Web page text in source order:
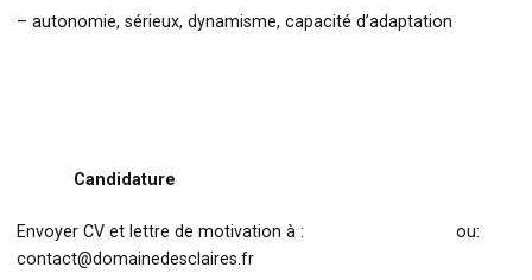
– autonomie, sérieux, dynamisme, capacité d’adaptation
Candidature
Envoyer CV et lettre de motivation à : ou:
contact@domainedesclaires.fr